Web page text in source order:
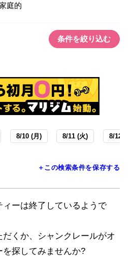
庭的
条件を絞り込む
8/10 (月) 8/11 (火) 8/12 (
＋この検索条件を保存する
ーは終了しているようで
くか、シャンクレールがオ
探してみませんか?